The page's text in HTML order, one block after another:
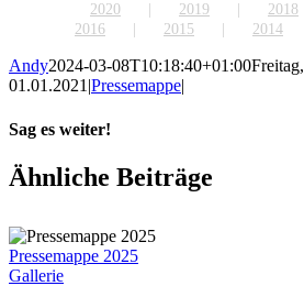
2020
2019 2018
2016
2015 2014
Andy2024-03-08T10:18:40+01:00Freitag,
01.01.2021|Pressemappe|
Sag es weiter!
Facebook
X
WhatsApp
Pinterest
E-
Mail
Ähnliche Beiträge
Pressemappe 2025
Gallerie